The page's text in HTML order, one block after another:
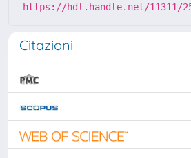
https://hdl.handle.net/11311/
Citazioni